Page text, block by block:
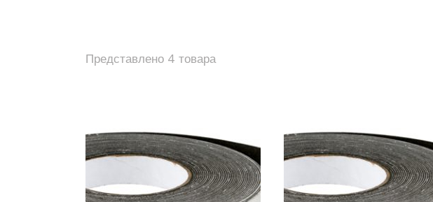
Представлено 4 товара